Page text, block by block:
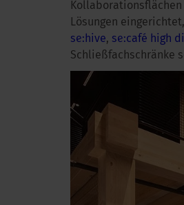
Lösungen
se:hive, se:café high
Schließfachschränke